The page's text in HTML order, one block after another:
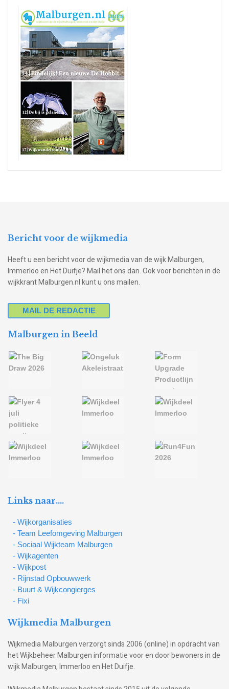
Bericht voor de wijkmedia
Heeft u een bericht voor de wijkmedia van de wijk Malburgen,
Immerloo en Het Duifje? Mail het ons dan. Ook voor berichten in de
wijkkrant Malburgen.nl kunt u ons mailen.
MAIL DE REDACTIE
Malburgen in Beeld
Links naar….
- Wijkorganisaties
- Team Leefomgeving Malburgen
- Sociaal Wijkteam Malburgen
- Wijkagenten
- Wijkpost
- Rijnstad Opbouwwerk
- Buurt & Wijkcongierges
- Fixi
Wijkmedia Malburgen
Wijkmedia Malburgen verzorgt sinds 2006 (online) in opdracht van
het Wijkbeheer Malburgen informatie voor en door bewoners in de
wijk Malburgen, Immerloo en Het Duifje.